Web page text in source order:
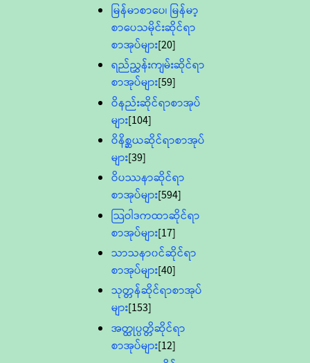
မြန်မာစာပေ၊ မြန်မာ့
စာပေသမိုင်းဆိုင်ရာ
စာအုပ်များ[20]
ရည်ညွှန်းကျမ်းဆိုင်ရာ
စာအုပ်များ[59]
ဝိနည်းဆိုင်ရာစာအုပ်
များ[104]
ဝိနိစ္ဆယဆိုင်ရာစာအုပ်
များ[39]
ဝိပဿနာဆိုင်ရာ
စာအုပ်များ[594]
သြဝါဒကထာဆိုင်ရာ
စာအုပ်များ[17]
သာသနာ၀င်ဆိုင်ရာ
စာအုပ်များ[40]
သုတ္တန်ဆိုင်ရာစာအုပ်
များ[153]
အတ္ထုပ္ပတ္တိဆိုင်ရာ
စာအုပ်များ[12]